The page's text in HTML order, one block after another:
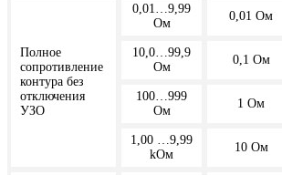
Полное
сопротивление
контура без
отключения
УЗО
0,01…9,99
Ом
0,01 Ом
10,0…99,9
Ом
0,1 Ом
100…999
Ом
1 Ом
1,00 …9,99
kОм
10 Ом